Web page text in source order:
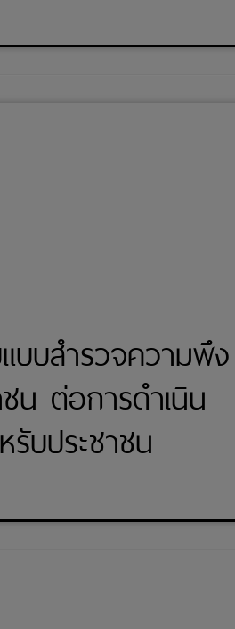
บบสำรวจความพึง
น ต่อการดำเนิน
บประชาชน